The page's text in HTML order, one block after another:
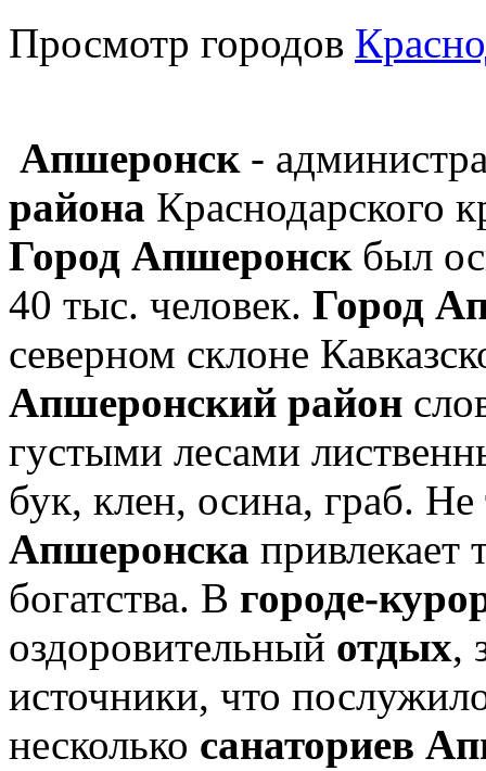
Просмотр городов
Апшеронск-
района Краснодарского
Город Апшеронскбыл
40 тыс. человек. Город
северном склоне
Апшеронский район
густыми лесами
бук, клен, осина, граб.
Апшеронска привлекает
богатства. В городе-
оздоровительный отдых,
источники, что
несколько санаториев